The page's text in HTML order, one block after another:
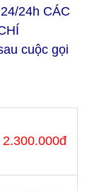
24h CÁC
cuộc gọi
2.300.000đ